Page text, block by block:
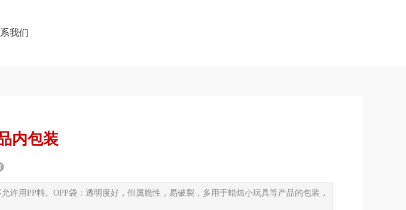
我们
内包装
用PP料。OPP袋：透明度好，但属脆性，易破裂，多用于蜡烛小玩具等产品的包装，